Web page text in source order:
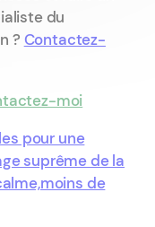
du
? Contactez-
moi
pour une
suprême de la
de